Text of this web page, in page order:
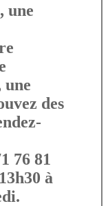
une
des
76 81
à